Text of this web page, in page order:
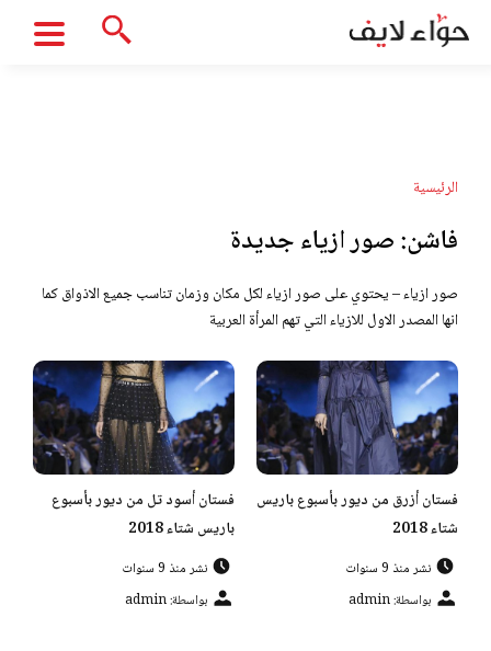
الرئيسية
فاشن:صور ازياء جديدة
صور ازياء – يحتوي على صور ازياء لكل مكان وزمان تناسب جميع الاذواق كما
انها المصدر الاول للازياء التي تهم المرأة العربية
فستان أزرق من ديور بأسبوع باريس
شتاء 2018
نشر منذ 9 سنوات
بواسطة: admin
فستان أسود تل من ديور بأسبوع
باريس شتاء 2018
نشر منذ 9 سنوات
بواسطة: admin